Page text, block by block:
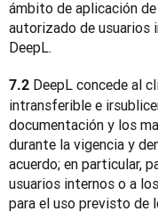
ámbito de aplicación
autorizado de usuarios
DeepL.
7.2 DeepL concede al
intransferible e
documentación y los
durante la vigencia y
acuerdo; en particular,
usuarios internos o a
para el uso previsto de